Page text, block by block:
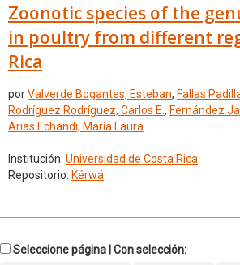
Zoonotic species of the
in poultry from different
Rica
porValverde Bogantes, Esteban, Fallas
Rodríguez Rodríguez, Carlos E., Fernández
Arias Echandi, María Laura
Institución: Universidad de Costa Rica
Repositorio: Kérwá
Seleccione página | Con selección: